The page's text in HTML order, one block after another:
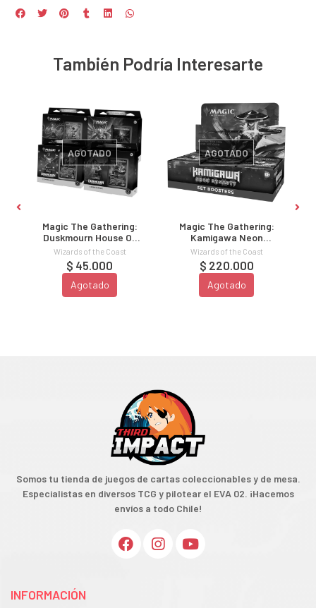
También Podría Interesarte
AGOTADO
Magic The Gathering:
Duskmourn House Of
Horror Commander
Deck
Wizards of the Coast
$ 45.000
Agotado
AGOTADO
Magic The Gathering:
Kamigawa Neon
Dynasty Set Boosters
Wizards of the Coast
$ 220.000
Agotado
Somos tu tienda de juegos de cartas coleccionables y de mesa.
Especialistas en diversos TCG y pilotear el EVA 02. ¡Hacemos
envíos a todo Chile!
INFORMACIÓN